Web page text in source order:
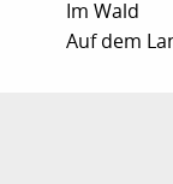
Im Wald
Auf dem